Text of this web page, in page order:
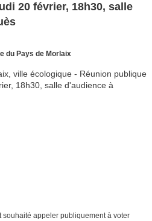
20 février, 18h30, salle
du Pays de Morlaix
souhaité appeler publiquement à voter